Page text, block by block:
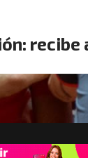
recibe